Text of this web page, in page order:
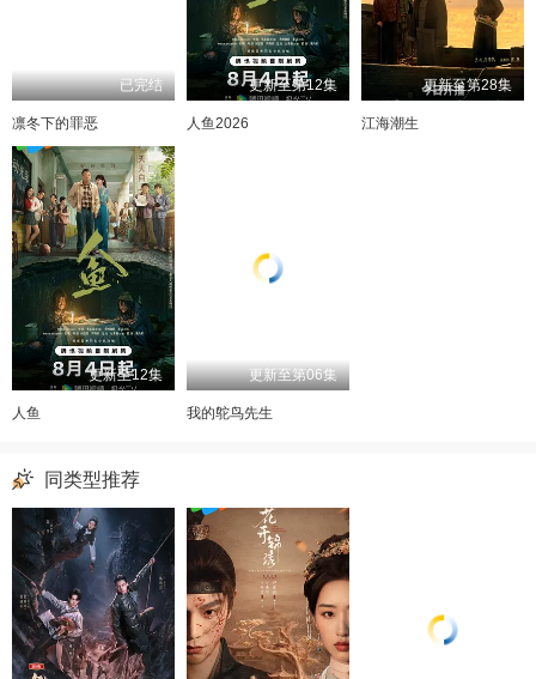
已完结
凛冬下的罪恶
更新至第12集
人鱼2026
更新至第28集
江海潮生
更新至12集
人鱼
更新至第06集
我的鸵鸟先生
同类型推荐